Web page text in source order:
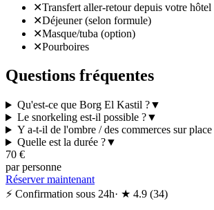
✕Transfert aller-retour depuis votre hôtel
✕Déjeuner (selon formule)
✕Masque/tuba (option)
✕Pourboires
Questions fréquentes
Qu'est-ce que Borg El Kastil ?▼
Le snorkeling est-il possible ?▼
Y a-t-il de l'ombre / des commerces sur place
Quelle est la durée ?▼
70 €
par personne
Réserver maintenant
⚡ Confirmation sous 24h· ★ 4.9 (34)